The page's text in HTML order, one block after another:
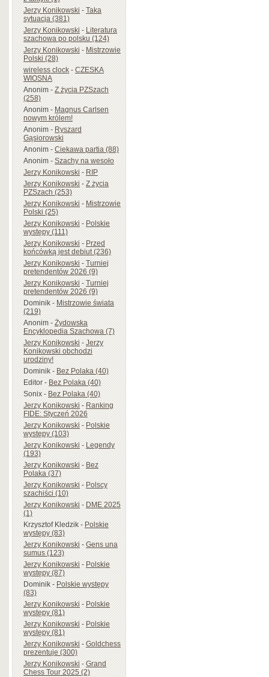
Jerzy Konikowski-Taka
sytuacja (381)
Jerzy Konikowski-Literatura
szachowa po polsku (124)
Jerzy Konikowski-Mistrzowie
Polski (28)
wireless clock-CZESKA
WIOSNA
Anonim-Z życia PZSzach
(258)
Anonim-Magnus Carlsen
nowym królem!
Anonim-Ryszard
Gąsiorowski
Anonim-Ciekawa partia (88)
Anonim-Szachy na wesoło
Jerzy Konikowski-RIP
Jerzy Konikowski-Z życia
PZSzach (253)
Jerzy Konikowski-Mistrzowie
Polski (25)
Jerzy Konikowski-Polskie
występy (111)
Jerzy Konikowski-Przed
końcówką jest debiut (236)
Jerzy Konikowski-Turniej
pretendentów 2026 (9)
Jerzy Konikowski-Turniej
pretendentów 2026 (9)
Dominik-Mistrzowie świata
(219)
Anonim-Żydowska
Encyklopedia Szachowa (7)
Jerzy Konikowski-Jerzy
Konikowski obchodzi
urodziny!
Dominik-Bez Polaka (40)
Editor-Bez Polaka (40)
Sonix-Bez Polaka (40)
Jerzy Konikowski-Ranking
FIDE: Styczeń 2026
Jerzy Konikowski-Polskie
występy (103)
Jerzy Konikowski-Legendy
(193)
Jerzy Konikowski-Bez
Polaka (37)
Jerzy Konikowski-Polscy
szachiści (10)
Jerzy Konikowski-DME 2025
(1)
Krzysztof Kledzik-Polskie
występy (83)
Jerzy Konikowski-Gens una
sumus (123)
Jerzy Konikowski-Polskie
występy (87)
Dominik-Polskie występy
(83)
Jerzy Konikowski-Polskie
występy (81)
Jerzy Konikowski-Polskie
występy (81)
Jerzy Konikowski-Goldchess
prezentuje (300)
Jerzy Konikowski-Grand
Chess Tour 2025 (2)